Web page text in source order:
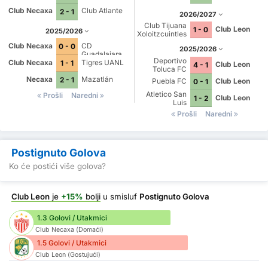
Club Necaxa
2 - 1 Club Atlante
2025/2026
Club Necaxa 0 - 0
CD
Guadalajara
Club Necaxa
1 - 1
Tigres UANL
Necaxa
2 - 1
Mazatlán
Prošli
Naredni
2026/2027
Club Tijuana
Xoloitzcuintles
1 - 0 Club Leon
2025/2026
Deportivo
Toluca FC
4 - 1
Club Leon
Puebla FC
0 - 1
Club Leon
Atletico San
Luis
1 - 2
Club Leon
Prošli
Naredni
Postignuto Golova
Ko će postići više golova?
Club Leon je +15% bolji u smisluf Postignuto Golova
1.3 Golovi / Utakmici
Club Necaxa (Domaći)
1.5 Golovi / Utakmici
Club Leon (Gostujući)